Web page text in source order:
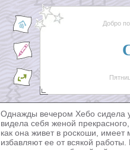
Добро
Однажды вечером Хебо сидела
видела себя женой
как она живет в роскоши,
избавляют ее от всякой работы.